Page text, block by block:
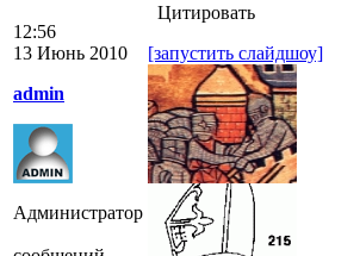
12:56
13 Июнь 2010
admin
Администратор
Цитировать
[запустить слайдшоу]